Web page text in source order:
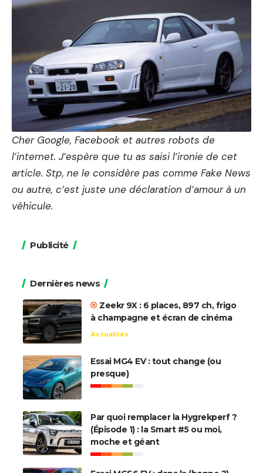
Cher Google, Facebook et autres robots de
l’internet. J’espère que tu as saisi l’ironie de cet
article. Stp, ne le considère pas comme Fake News
ou autre, c’est juste une déclaration d’amour à un
véhicule.
Publicité
Dernières news
Zeekr 9X : 6 places, 897 ch, frigo
à champagne et écran de cinéma
Actualités
Essai MG4 EV : tout change (ou
presque)
Par quoi remplacer la Hygrekperf ?
(Épisode 1) : la Smart #5 ou moi,
moche et géant